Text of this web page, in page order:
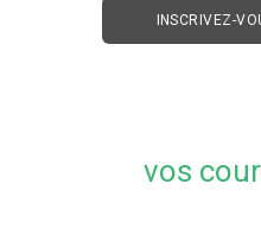
INSCRIVEZ-
vos